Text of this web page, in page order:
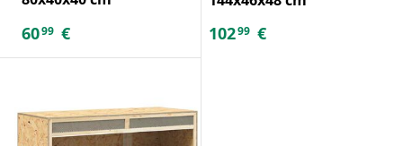
6099 € 10299 €